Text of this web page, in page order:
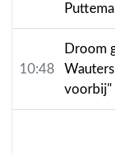
10:48
Droom
voorbij"